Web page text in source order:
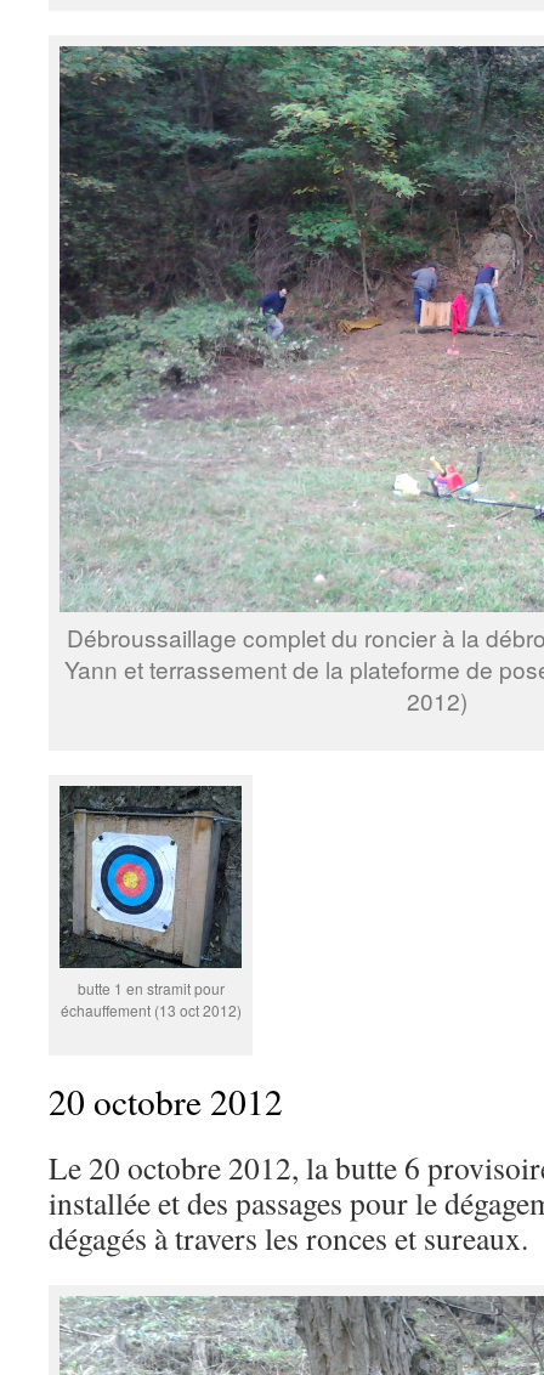
Débroussaillage complet du roncier à la
Yann et terrassement de la plateforme de
2012)
butte 1 en stramit pour
échauffement (13 oct 2012)
20 octobre 2012
Le 20 octobre 2012, la butte 6
installée et des passages pour le
dégagés à travers les ronces et sureaux.